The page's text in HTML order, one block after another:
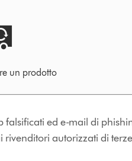
un prodotto
falsificati ed e-mail di
autorizzati di